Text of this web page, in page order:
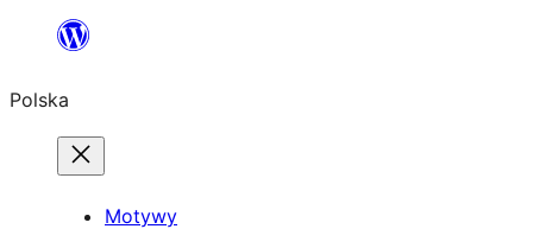
Przejdź
treści
Polska
Motywy